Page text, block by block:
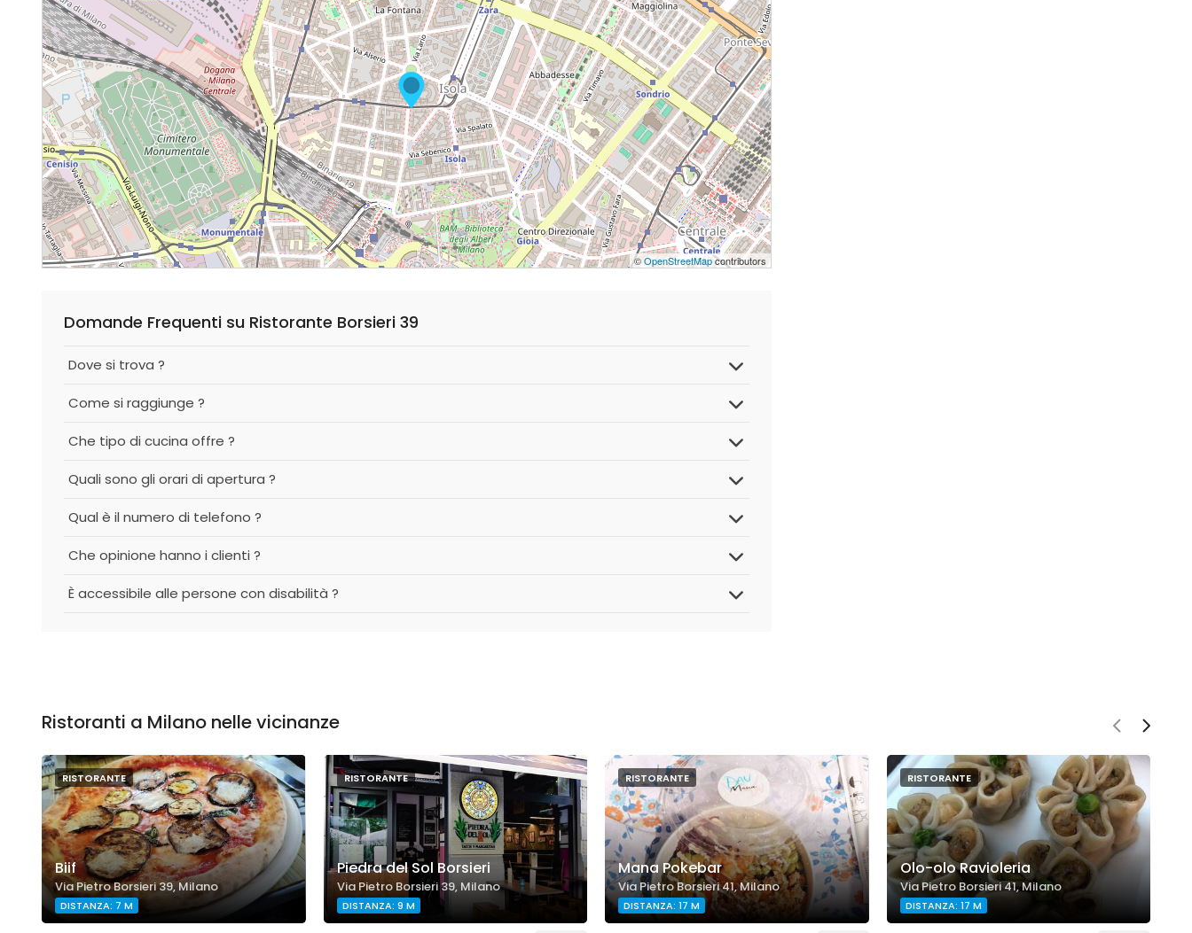
©OpenStreetMapcontributors
Domande Frequenti su Ristorante Borsieri 39
Dove si trova ?
Come si raggiunge ?
Che tipo di cucina offre ?
Quali sono gli orari di apertura ?
Qual è il numero di telefono ?
Che opinione hanno i clienti ?
È accessibile alle persone con disabilità ?
Ristoranti a Milano nelle vicinanze
RISTORANTE
Biif
Via Pietro Borsieri 39, Milano
DISTANZA: 7 M
RISTORANTE
Piedra del Sol Borsieri
Via Pietro Borsieri 39, Milano
DISTANZA: 9 M
RISTORANTE
Mana Pokebar
Via Pietro Borsieri 41, Milano
DISTANZA: 17 M
RISTORANTE
Olo-olo Ravioleria
Via Pietro Borsieri 41, Milano
DISTANZA: 17 M